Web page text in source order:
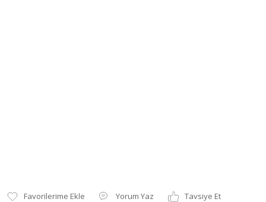
Yorum Yaz
Tavsiye Et